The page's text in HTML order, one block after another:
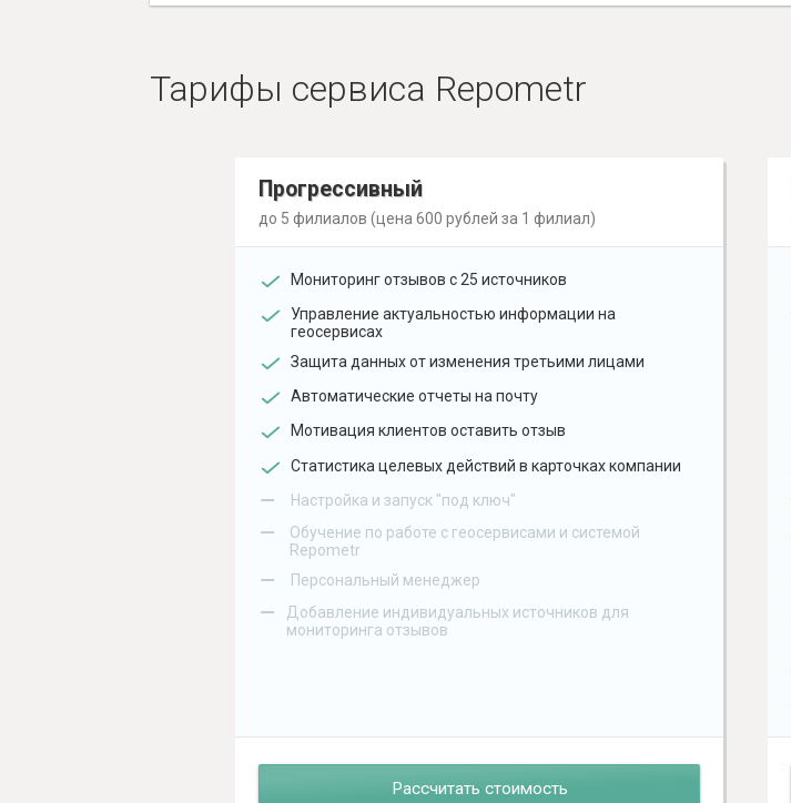
Тарифы сервиса Repometr
Прогрессивный
до 5 филиалов (цена 600 рублей за 1 филиал)
Мониторинг отзывов с 25 источников
Управление актуальностью информации на
геосервисах
Защита данных от изменения третьими лицами
Автоматические отчеты на почту
Мотивация клиентов оставить отзыв
Статистика целевых действий в карточках компании
– Настройка и запуск "под ключ"
–
Обучение по работе с геосервисами и системой
Repometr
– Персональный менеджер
–
Добавление индивидуальных источников для
мониторинга отзывов
Рассчитать стоимость